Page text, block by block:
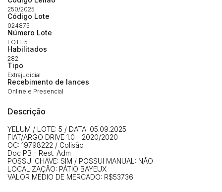
250/2025
Código Lote
024875
Número Lote
LOTE 5
Habilitados
282
Tipo
Extrajudicial
Recebimento de lances
Online e Presencial
Descrição
YELUM / LOTE: 5 / DATA: 05.09.2025
FIAT/ARGO DRIVE 1.0 - 2020/2020
OC: 19798222 / Colisão
Doc PB - Rest. Adm
POSSUI CHAVE: SIM / POSSUI MANUAL: NÃO
LOCALIZAÇÃO: PÁTIO BAYEUX
VALOR MÉDIO DE MERCADO: R$53736
Envie sua Proposta
(Art. 895, CPC)
Data Usuário
14/04/2025 18:43:11
14/04/2025 18:43:11 TIAGOFELIPE
14/04/2025 18:43:11 TIAGOFELIPE
Clique aqui para fazer login
propostas